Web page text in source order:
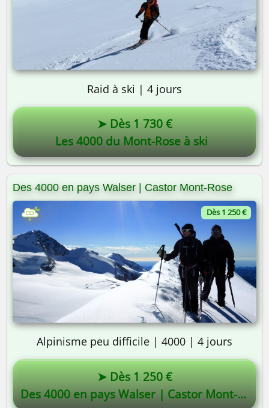
Raid à ski | 4 jours
➤ Dès 1 730 €
Les 4000 du Mont-Rose à ski
Des 4000 en pays Walser | Castor Mont-Rose
Dès 1 250 €
Alpinisme peu difficile | 4000 | 4 jours
➤ Dès 1 250 €
Des 4000 en pays Walser | Castor Mont-Rose